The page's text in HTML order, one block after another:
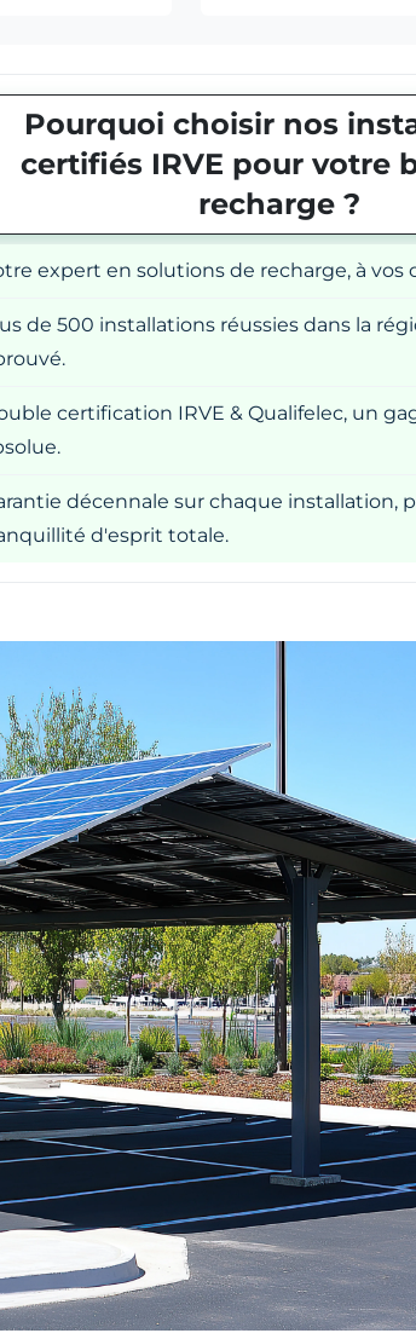
Pourquoi choisir nos
certifiés IRVE pour votre
recharge ?
expert en solutions de recharge, à vos
de 500 installations réussies dans la
certification IRVE & Qualifelec, un
décennale sur chaque installation,
d'esprit totale.